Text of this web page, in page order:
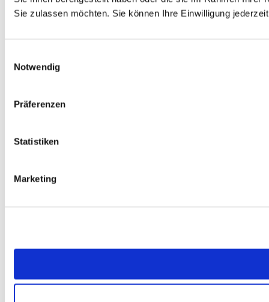
Sie zulassen möchten. Sie können Ihre Einwilligung
Notwendig
Präferenzen
Statistiken
Marketing